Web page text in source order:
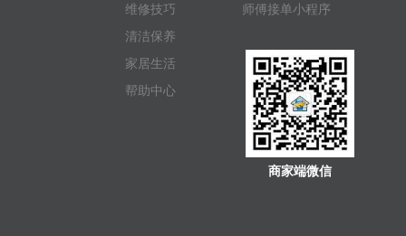
维修技巧
清洁保养
家居生活
帮助中心
师傅接单小程序
商家端微信